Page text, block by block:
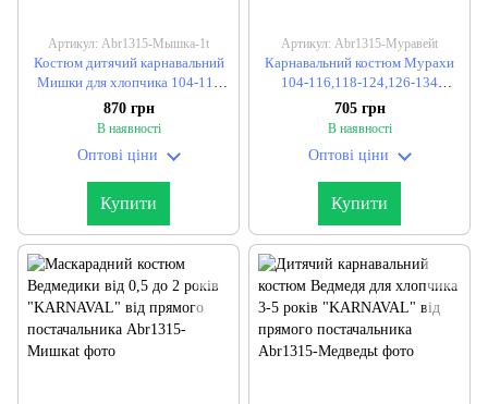
Артикул: Abr1315-Мышка-1t
Костюм дитячий карнавальний
Мишки для хлопчика 104-116
см."KARNAVAL" від прямого
постачальника
870 грн
В наявності
Оптові ціни
Купити
Артикул: Abr1315-Муравейt
Карнавальний костюм Мурахи
104-116,118-124,126-134
"KARNAVAL" від прямого
постачальника
705 грн
В наявності
Оптові ціни
Купити